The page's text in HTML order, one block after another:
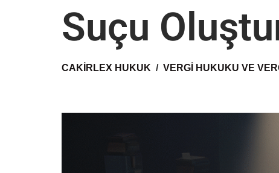
Suçu
CAKIRLEX HUKUK VERGI HUKUKU VE